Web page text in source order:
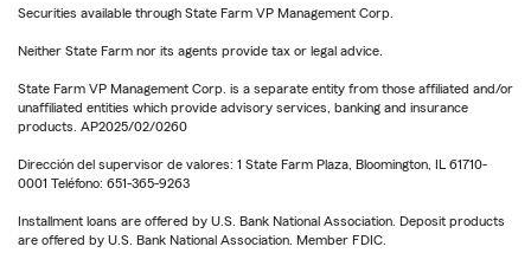
Securities available through State Farm VP Management Corp.
Neither State Farm nor its agents provide tax or legal advice.
State Farm VP Management Corp. is a separate entity from those affiliated and/or
unaffiliated entities which provide advisory services, banking and insurance
products. AP2025/02/0260
Dirección del supervisor de valores: 1 State Farm Plaza, Bloomington, IL 61710-
0001 Teléfono: 651-365-9263
Installment loans are offered by U.S. Bank National Association. Deposit products
are offered by U.S. Bank National Association. Member FDIC.